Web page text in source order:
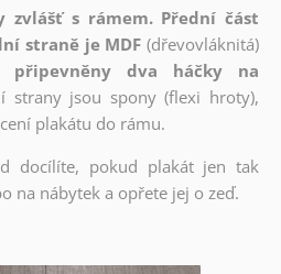
zvlášť s rámem. Přední část
straně je MDF (dřevovláknitá)
připevněny dva háčky na
strany jsou spony (flexi hroty),
plakátu do rámu.
docílíte, pokud plakát jen tak
na nábytek a opřete jej o zeď.